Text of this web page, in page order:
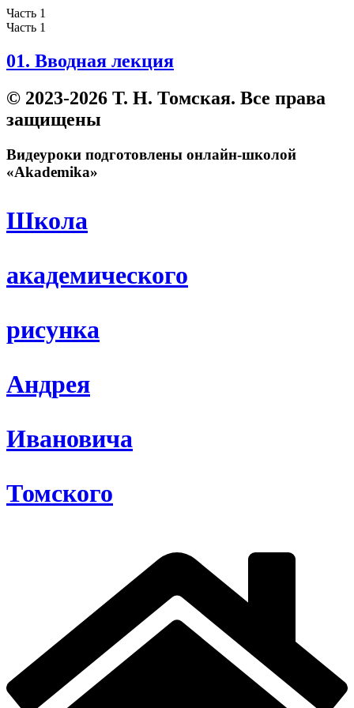
Часть 1
Часть 1
01. Вводная лекция
© 2023-2026 Т. Н. Томская. Все права
защищены
Видеуроки подготовлены онлайн-школой
«Akademika»
Школа
академического
рисунка
Андрея
Ивановича
Томского